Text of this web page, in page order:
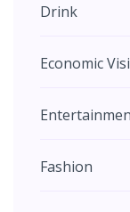
Drink
Economic
Fashion